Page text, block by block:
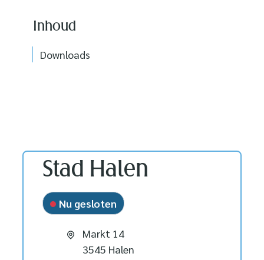
Inhoud
Downloads
Contact
Stad Halen
Nu gesloten
Adres
Markt 14
,3545 Halen